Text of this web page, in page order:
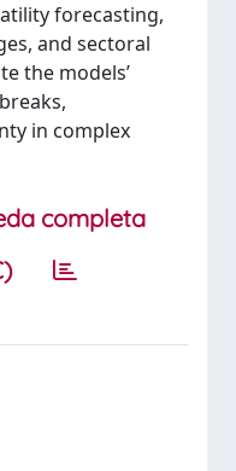
forecasting,
and sectoral
the models’
in complex
completa